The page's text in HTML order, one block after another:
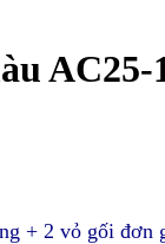
AC25-
+ 2 vỏ gối